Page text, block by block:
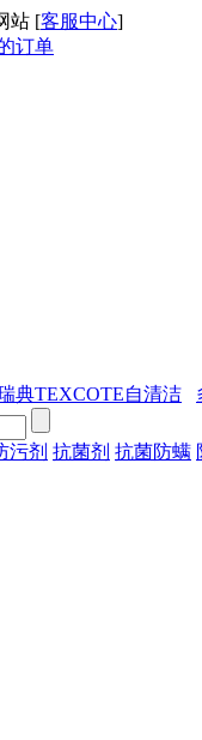
站 [客服中心]
订单
典TEXCOTE自清洁
污剂 抗菌剂 抗菌防螨